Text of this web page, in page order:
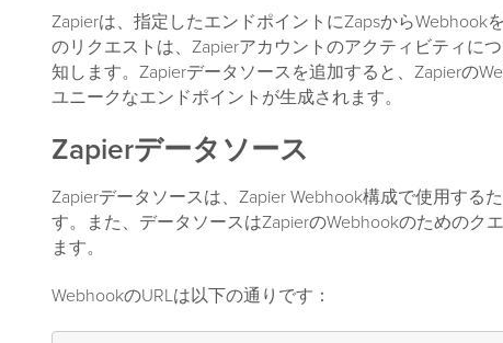
Zapierは、指定したエンドポイントにZapsからWebhook
のリクエストは、Zapierアカウントのアクティビティに
知します。Zapierデータソースを追加すると、Zapierの
ユニークなエンドポイントが生成されます。
Zapierデータソース
Zapierデータソースは、Zapier Webhook構成で使用する
す。また、データソースはZapierのWebhookのためのク
ます。
WebhookのURLは以下の通りです：